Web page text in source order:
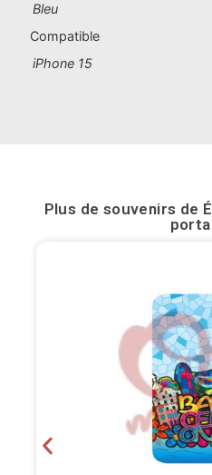
Benidorm
Cartagena
Fuerteventura
Bleu
Compatible
iPhone 15
Plus de souvenirs de